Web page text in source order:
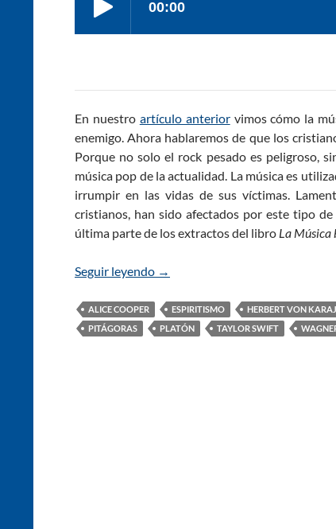
En nuestro artículo anteriorvimos cómo la
enemigo. Ahora hablaremos de que los
Porque no solo el rock pesado es peligroso,
música pop de la actualidad. La música es
irrumpir en las vidas de sus víctimas.
cristianos, han sido afectados por este tipo
última parte de los extractos del libro La Música
Seguir leyendo La Música bajo la Lupa (Parte 2)
→
ALICE COOPER ESPIRITISMO HERBERT VON
PITÁGORAS
PLATÓN TAYLOR SWIFT